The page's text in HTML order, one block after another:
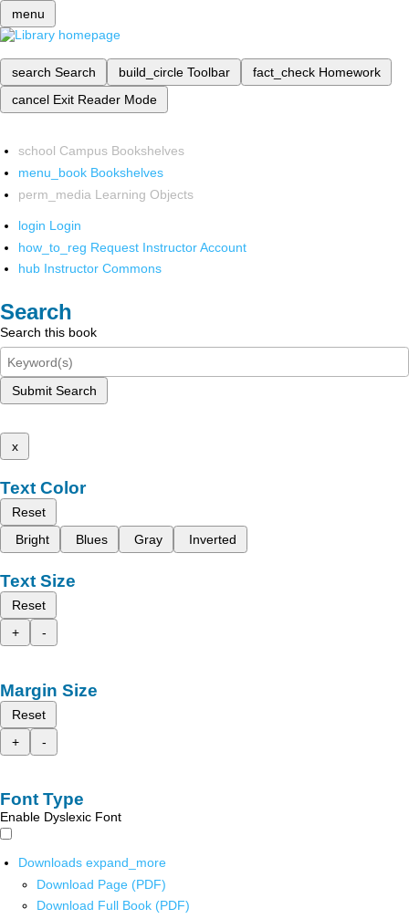
menu
search Search build_circle Toolbar fact_check Homework
cancel Exit Reader Mode
school Campus Bookshelves
menu_book Bookshelves
perm_media Learning Objects
login Login
how_to_reg Request Instructor Account
hub Instructor Commons
Search
Search this book
Submit Search
x
Text Color
Reset
Bright
Blues Gray Inverted
Text Size
Reset
+
-
Margin Size
Reset
+
-
Font Type
Enable Dyslexic Font
Downloads expand_more
Download Page (PDF)
Download Full Book (PDF)